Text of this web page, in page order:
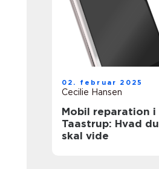
02. februar 2025
Cecilie Hansen
Mobil reparation i
Taastrup: Hvad du
skal vide